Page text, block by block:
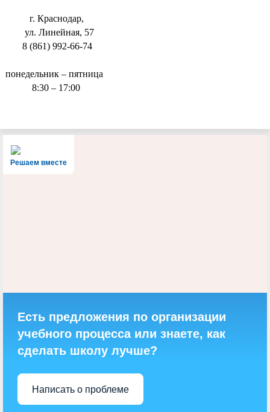
г. Краснодар,
ул. Линейная, 57
8 (861) 992-66-74
понедельник – пятница
8:30 – 17:00
Решаем вместе
Есть предложения по организации
учебного процесса или знаете, как
сделать школу лучше?
Написать о проблеме